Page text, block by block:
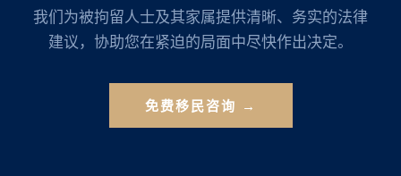
我们为被拘留人士及其家属提供清晰、务实的法律
建议，协助您在紧迫的局面中尽快作出决定。
免费移民咨询 →